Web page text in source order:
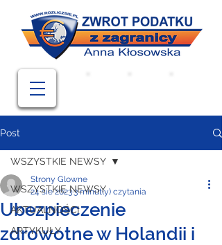
Post
WSZYSTKIE NEWSY
AKTUALNOŚCI
ARTYKUŁY
WSZYSTKIE NEWSY
Ubezpieczenie
zdrowotne w Holandii i
Strony Glowne
24 sie 20233 minut(y) czytania